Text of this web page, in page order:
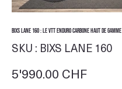
BIXS Lane 160 : le VTT enduro carbone haut de gamme
SKU :
BIXS
BIXS LANE 160
5'990.00 CHF